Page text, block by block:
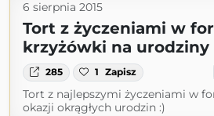
6 sierpnia 2015
Tort z życzeniami w
krzyżówki na urodziny
285 1 Zapisz
Tort z najlepszymi życzeniami w
okazji okrągłych urodzin :)